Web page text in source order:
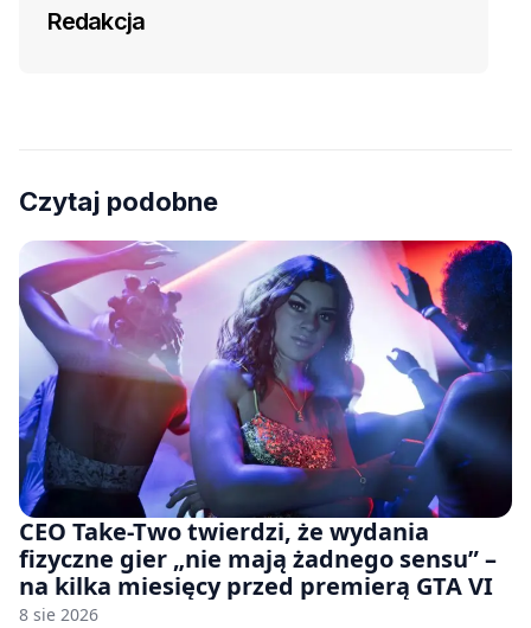
Redakcja
Czytaj podobne
CEO Take-Two twierdzi, że wydania
fizyczne gier „nie mają żadnego sensu” –
na kilka miesięcy przed premierą GTA VI
8 sie 2026